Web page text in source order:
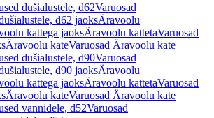
dušialustele, d62Varuosad
d62 jaoksÄravoolu
kattega jaoksÄravoolu kattetaVaruosad
Äravoolu kateVaruosad Äravoolu kate
dušialustele, d90Varuosad
d90 jaoksÄravoolu
kattega jaoksÄravoolu kattetaVaruosad
Äravoolu kateVaruosad Äravoolu kate
vannidele, d52Varuosad